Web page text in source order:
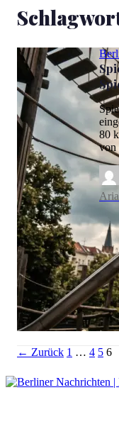
80
von
der
Beiträge
← Zurück 1 Link
… 4Link
5Link
6